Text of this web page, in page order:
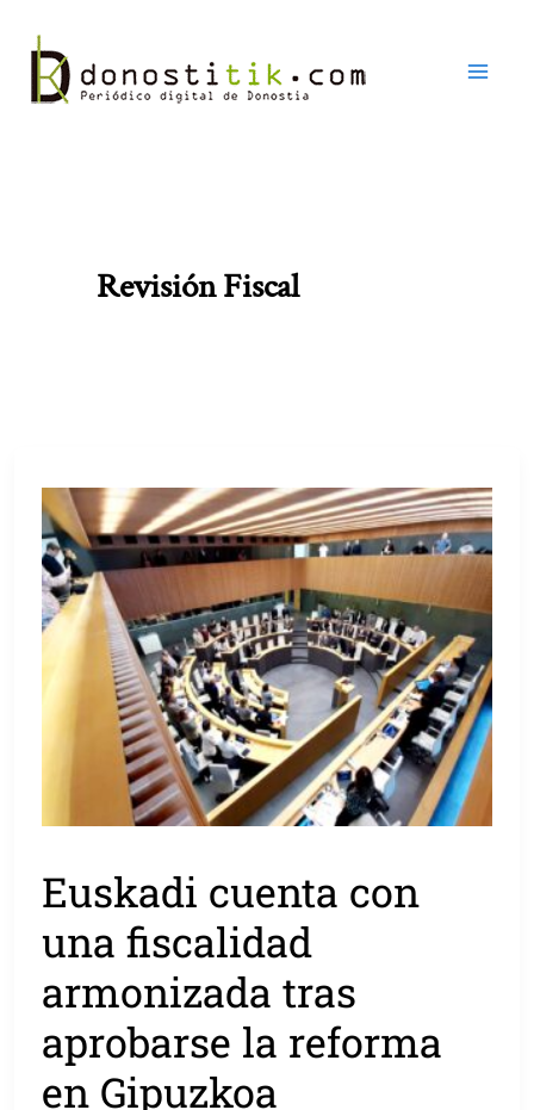
contenido
Revisión Fiscal
Euskadi cuenta con
una fiscalidad
armonizada tras
aprobarse la reforma
en Gipuzkoa